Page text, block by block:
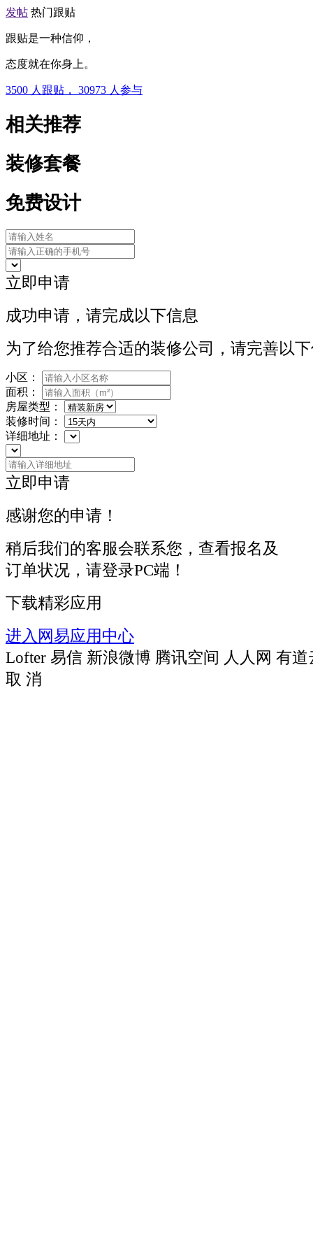
发帖 热门跟贴
跟贴是一种信仰，
态度就在你身上。
3500 人跟贴， 30973 人参与
相关推荐
装修套餐
免费设计
立即申请
成功申请，请完成以下信息
为了给您推荐合适的装修公司，请完善以
小区：
面积：
房屋类型：
装修时间：
详细地址：
立即申请
感谢您的申请！
稍后我们的客服会联系您，查看报名及
订单状况，请登录PC端！
下载精彩应用
进入网易应用中心
Lofter 易信 新浪微博 腾讯空间 人人网 有道
取 消